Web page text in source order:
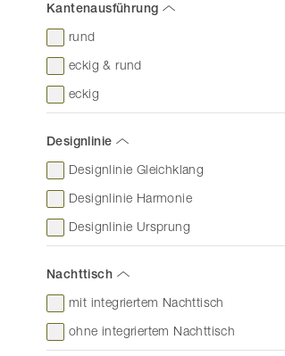
Kantenausführung
rund
eckig & rund
eckig
Designlinie
Designlinie Gleichklang
Designlinie Harmonie
Designlinie Ursprung
Nachttisch
mit integriertem Nachttisch
ohne integriertem Nachttisch